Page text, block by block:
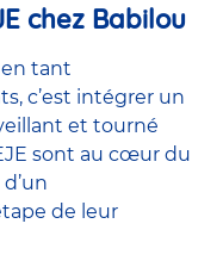
chez Babilou
tant
c’est intégrer un
et tourné
sont au cœur du
de leur